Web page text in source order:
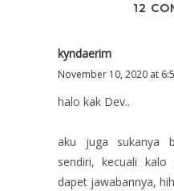
12
kyndaerim
November 10, 2020 at
halo kak Dev..
aku juga sukanya
sendiri, kecuali
dapet jawabannya,